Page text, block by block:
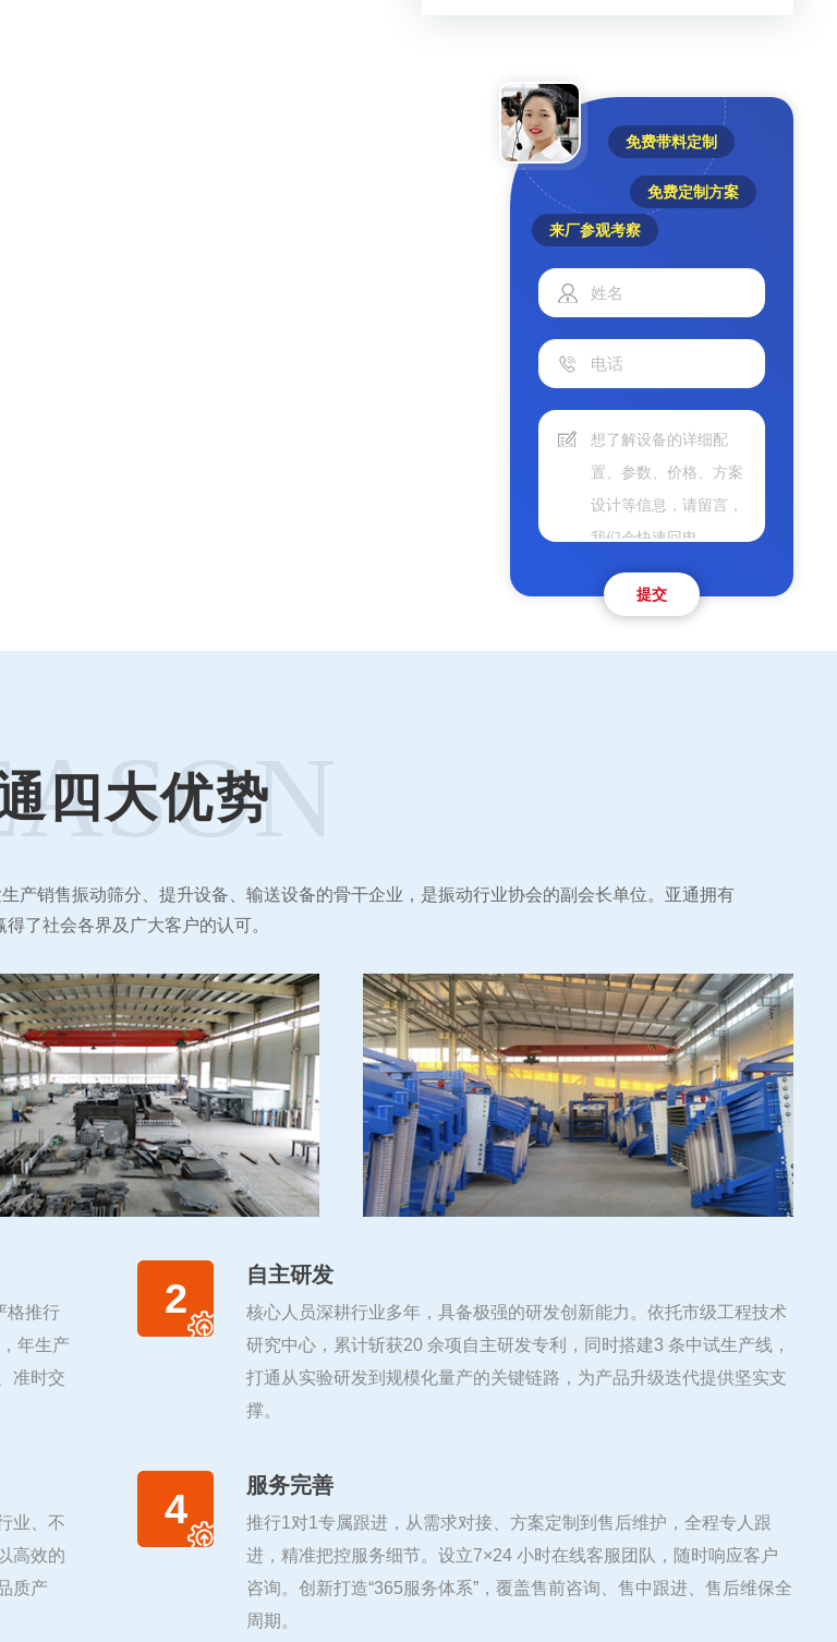
免费带料定制
免费定制方案
来厂参观考察
四大优势
产销售振动筛分、提升设备、输送设备的骨干企业，是振动行业协会的副会长单位。亚通拥有
了社会各界及广大客户的认可。
格推行
年生产
准时交
2
自主研发
核心人员深耕行业多年，具备极强的研发创新能力。依托市级工程技术
研究中心，累计斩获20 余项自主研发专利，同时搭建3 条中试生产线，
打通从实验研发到规模化量产的关键链路，为产品升级迭代提供坚实支
撑。
业、不
高效的
质产
4
服务完善
推行1对1专属跟进，从需求对接、方案定制到售后维护，全程专人跟
进，精准把控服务细节。设立7×24 小时在线客服团队，随时响应客户
咨询。创新打造“365服务体系”，覆盖售前咨询、售中跟进、售后维保全
周期。